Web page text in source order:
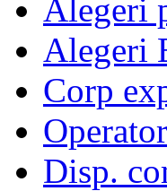
Alegeri
Alegeri
Corp
Disp.